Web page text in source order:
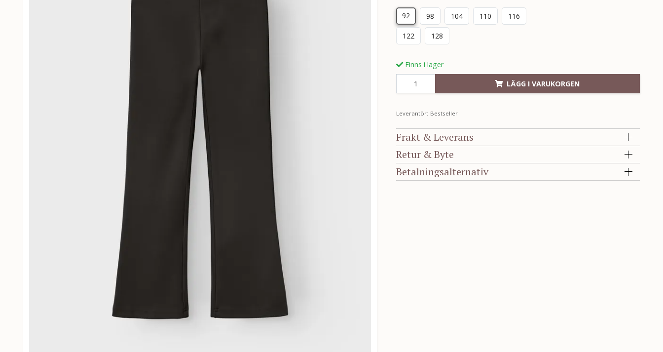
92 98 104 110 116
122 128
Finns i lager
LÄGG I VARUKORGEN
Leverantör: Bestseller
Frakt & Leverans
Retur & Byte
Betalningsalternativ